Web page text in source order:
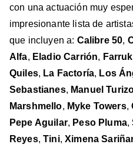
con una actuación muy
impresionante lista de
que incluyen a: Calibre 50,
Alfa, Eladio Carrión,
Quiles, La Factoría, Los
Sebastianes, Manuel
Marshmello, Myke Towers,
Pepe Aguilar, Peso Pluma,
Reyes,Tini,Ximena